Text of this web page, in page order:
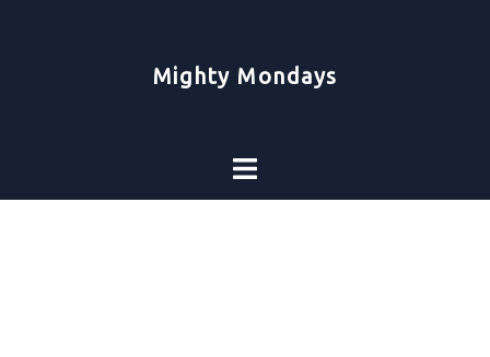
Mighty Mondays
Toggle